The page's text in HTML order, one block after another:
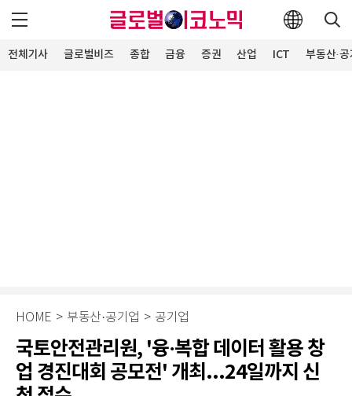
전체기사 글로벌비즈 종합 금융 증권 산업 ICT 부동산·
HOME > 부동산·공기업 > 공기업
국토안전관리원, '융·복합 데이터 활용 창
업 경진대회 공모전' 개최...24일까지 신